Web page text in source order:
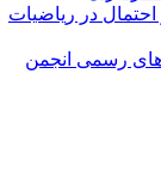
در ریاضیات
رسمی انجمن